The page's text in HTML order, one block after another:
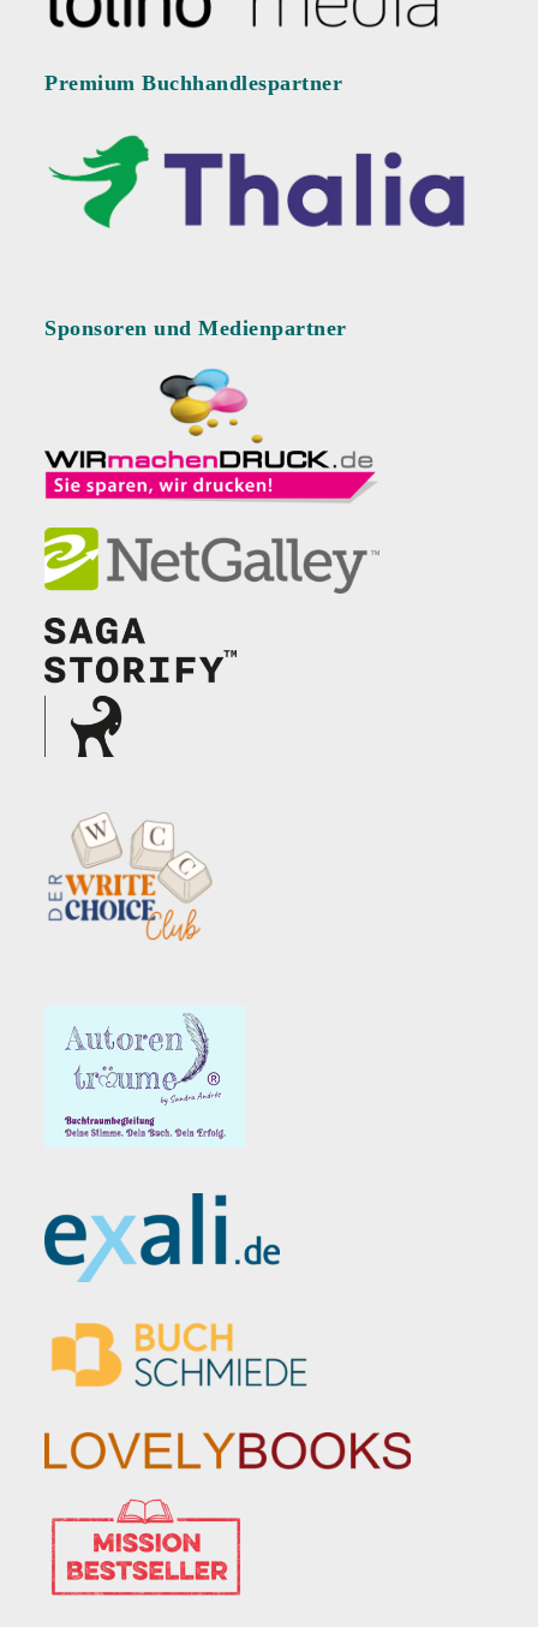
Premium Buchhandlespartner
Sponsoren und Medienpartner